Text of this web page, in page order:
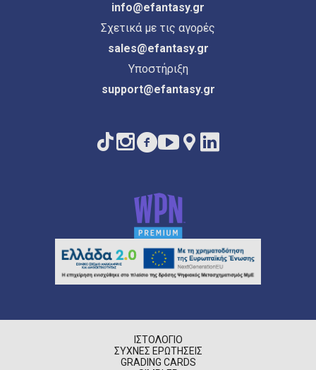
info@efantasy.gr
Σχετικά με τις αγορές
sales@efantasy.gr
Υποστήριξη
support@efantasy.gr
ΙΣΤΟΛΌΓΙΟ
ΣΥΧΝΈΣ ΕΡΩΤΉΣΕΙΣ
GRADING CARDS